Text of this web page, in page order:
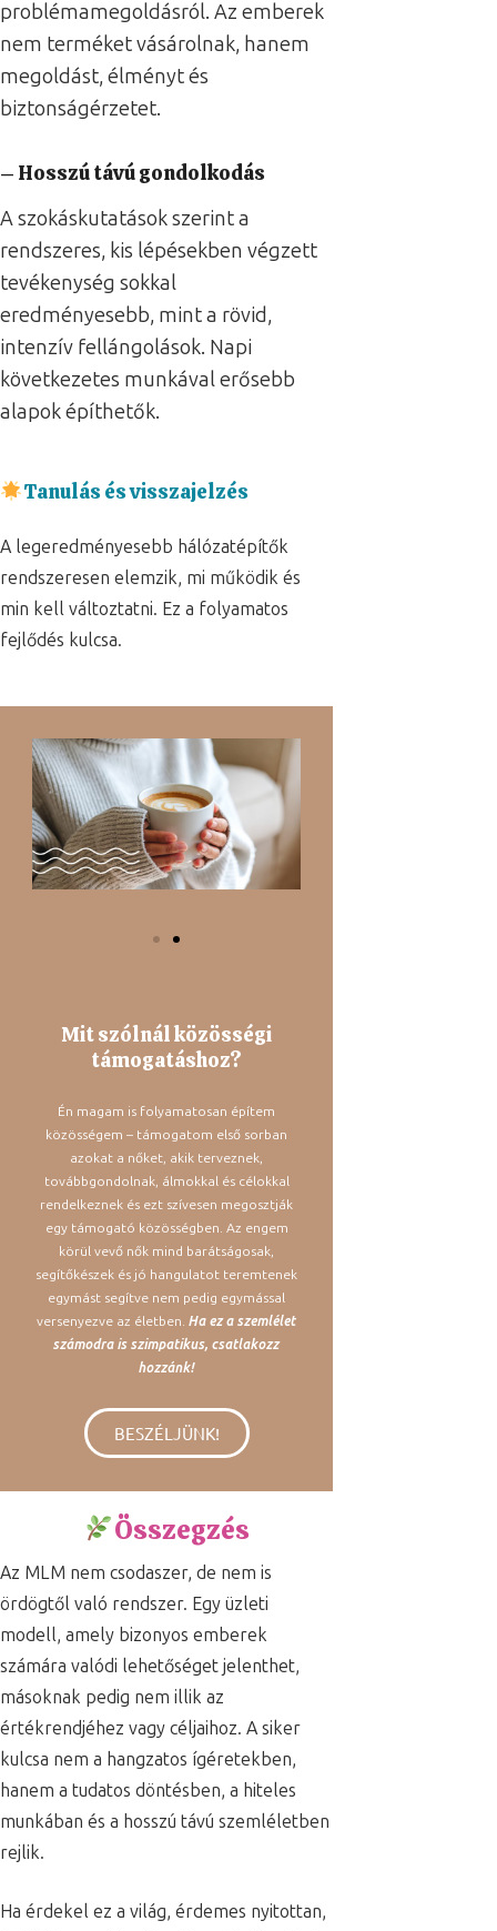
problémamegoldásról. Az emberek
nem terméket vásárolnak, hanem
megoldást, élményt és
biztonságérzetet.
– Hosszú távú gondolkodás
A szokáskutatások szerint a
rendszeres, kis lépésekben végzett
tevékenység sokkal
eredményesebb, mint a rövid,
intenzív fellángolások. Napi
következetes munkával erősebb
alapok építhetők.
Tanulás és visszajelzés
A legeredményesebb hálózatépítők
rendszeresen elemzik, mi működik és
min kell változtatni. Ez a folyamatos
fejlődés kulcsa.
Mit szólnál közösségi
támogatáshoz?
Én magam is folyamatosan építem
közösségem – támogatom első sorban
azokat a nőket, akik terveznek,
továbbgondolnak, álmokkal és célokkal
rendelkeznek és ezt szívesen megosztják
egy támogató közösségben. Az engem
körül vevő nők mind barátságosak,
segítőkészek és jó hangulatot teremtenek
egymást segítve nem pedig egymással
versenyezve az életben. Ha ez a szemlélet
számodra is szimpatikus, csatlakozz
hozzánk!
BESZÉLJÜNK!
Összegzés
Az MLM nem csodaszer, de nem is
ördögtől való rendszer. Egy üzleti
modell, amely bizonyos emberek
számára valódi lehetőséget jelenthet,
másoknak pedig nem illik az
értékrendjéhez vagy céljaihoz. A siker
kulcsa nem a hangzatos ígéretekben,
hanem a tudatos döntésben, a hiteles
munkában és a hosszú távú szemléletben
rejlik.
Ha érdekel ez a világ, érdemes nyitottan,